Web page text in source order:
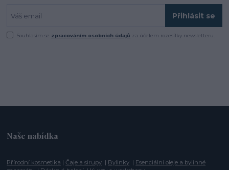
Přihlásit se
Souhlasím se zpracováním osobních údajů za účelem rozesílky newsletteru.
Naše nabídka
Přírodní kosmetika |Čaje a sirupy | Bylinky | Esenciální oleje a bylinné